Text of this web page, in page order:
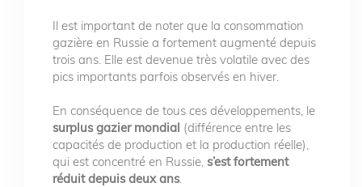
Il est important de noter que la consommation
gazière en Russie a fortement augmenté depuis
trois ans. Elle est devenue très volatile avec des
pics importants parfois observés en hiver.
En conséquence de tous ces développements, le
surplus gazier mondial (différence entre les
capacités de production et la production réelle),
qui est concentré en Russie, s’est fortement
réduit depuis deux ans.